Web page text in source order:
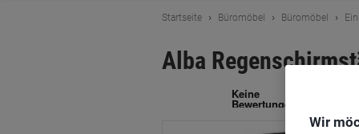
Startseite Büromöbel Büromöbel
Alba
Wir